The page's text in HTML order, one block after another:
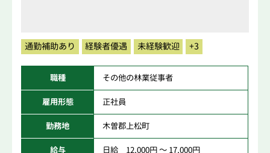
通勤補助あり 経験者優遇 未経験歓迎 +3
職種 その他の林業従事者
雇用形態 正社員
勤務地 木曽郡上松町
給与 日給 12,000円 ～ 17,000円